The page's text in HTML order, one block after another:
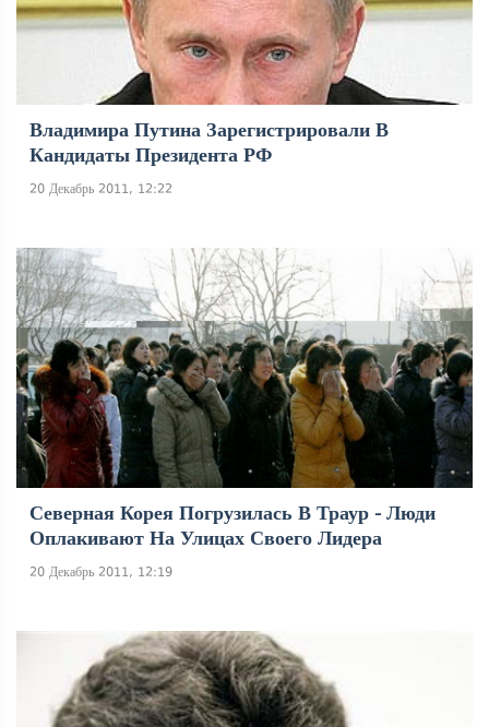
Владимира Путина Зарегистрировали В
Кандидаты Президента РФ
20 Декабрь 2011, 12:22
Северная Корея Погрузилась В Траур - Люди
Оплакивают На Улицах Своего Лидера
20 Декабрь 2011, 12:19